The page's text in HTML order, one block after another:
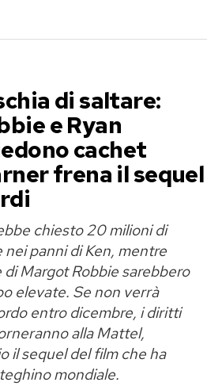
di saltare:
e Ryan
cachet
frena il sequel
chiesto 20 milioni di
panni di Ken, mentre
Margot Robbie sarebbero
elevate. Se non verrà
entro dicembre, i diritti
alla Mattel,
il sequel del film che ha
mondiale.